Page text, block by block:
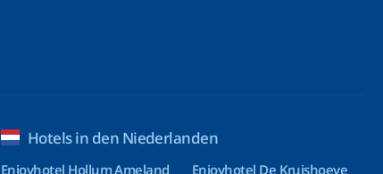
Hotels in den Niederlanden
Enjoyhotel Hollum Ameland
Enjoyhotel De Kruishoeve